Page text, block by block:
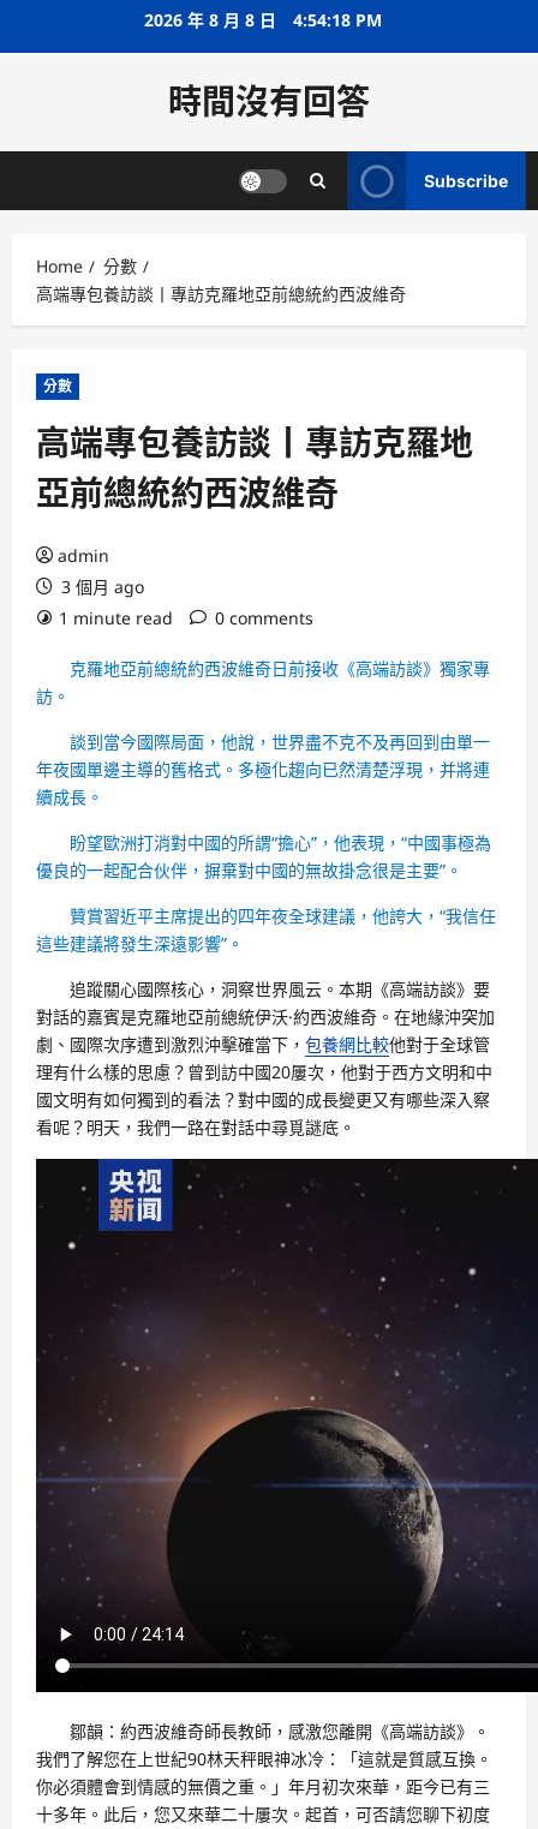
2026 年 8 月 8 日 4:54:19 PM
時間沒有回答
Subscribe
Home
分數
高端專包養訪談丨專訪克羅地亞前總統約西波維奇
分數
高端專包養訪談丨專訪克羅地
亞前總統約西波維奇
admin
3 個月 ago
1 minute read
0 comments
克羅地亞前總統約西波維奇日前接收《高端訪談》獨家專
訪。
談到當今國際局面，他說，世界盡不克不及再回到由單一
年夜國單邊主導的舊格式。多極化趨向已然清楚浮現，并將連
續成長。
盼望歐洲打消對中國的所謂“擔心”，他表現，“中國事極為
優良的一起配合伙伴，摒棄對中國的無故掛念很是主要”。
贊賞習近平主席提出的四年夜全球建議，他誇大，“我信任
這些建議將發生深遠影響”。
追蹤關心國際核心，洞察世界風云。本期《高端訪談》要
對話的嘉賓是克羅地亞前總統伊沃·約西波維奇。在地緣沖突加
劇、國際次序遭到激烈沖擊確當下， 包養網比較他對于全球管
理有什么樣的思慮？曾到訪中國20屢次，他對于西方文明和中
國文明有如何獨到的看法？對中國的成長變更又有哪些深入察
看呢？明天，我們一路在對話中尋覓謎底。
鄒韻：約西波維奇師長教師，感激您離開《高端訪談》。
我們了解您在上世紀90林天秤眼神冰冷：「這就是質感互換。
你必須體會到情感的無價之重。」年月初次來華，距今已有三
十多年。此后，您又來華二十屢次。起首，可否請您聊下初度